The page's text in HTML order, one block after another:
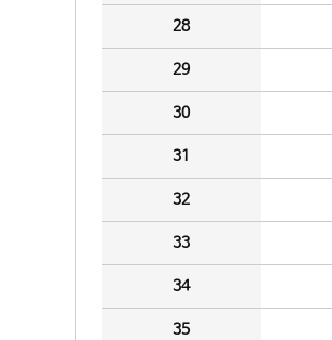
28
29
30
31
32
33
34
35